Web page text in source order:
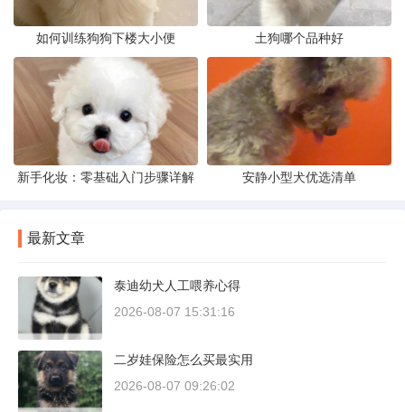
如何训练狗狗下楼大小便 土狗哪个品种好
新手化妆：零基础入门步骤详解 安静小型犬优选清单
最新文章
泰迪幼犬人工喂养心得
2026-08-07 15:31:16
二岁娃保险怎么买最实用
2026-08-07 09:26:02